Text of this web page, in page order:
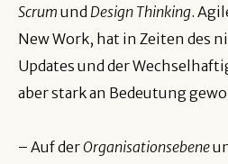
Scrum und Design Thinking.
New Work, hat in Zeiten des
Updates und der
aber stark an Bedeutung
– Auf der Organisationsebene